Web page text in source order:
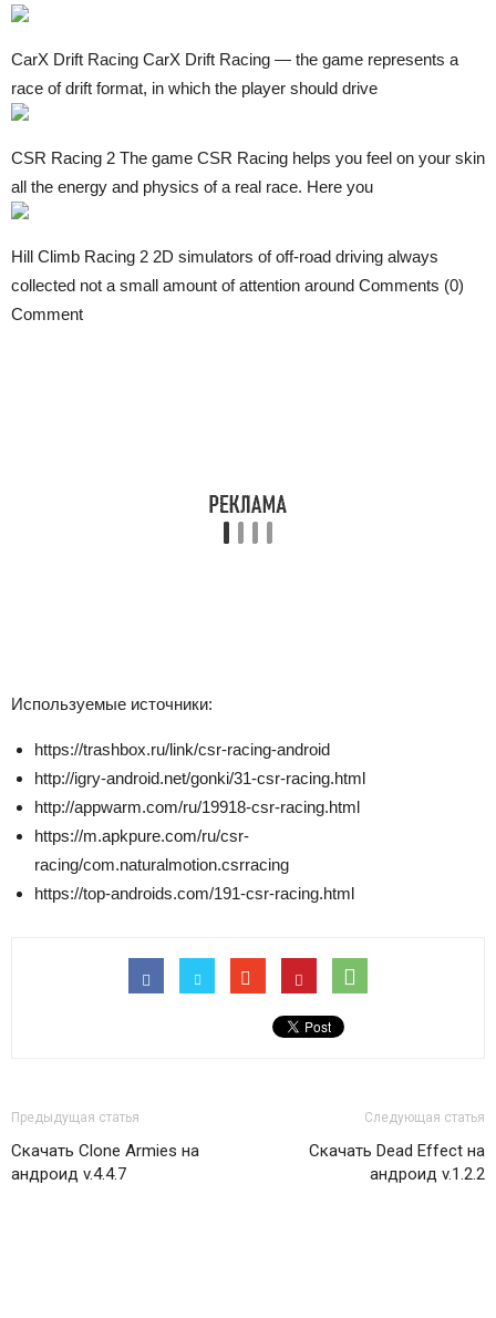
CarX Drift Racing CarX Drift Racing — the game represents a
race of drift format, in which the player should drive
CSR Racing 2 The game CSR Racing helps you feel on your skin
all the energy and physics of a real race. Here you
Hill Climb Racing 2 2D simulators of off-road driving always
collected not a small amount of attention around Comments (0)
Comment
Используемые источники:
https://trashbox.ru/link/csr-racing-android
http://igry-android.net/gonki/31-csr-racing.html
http://appwarm.com/ru/19918-csr-racing.html
https://m.apkpure.com/ru/csr-
racing/com.naturalmotion.csrracing
https://top-androids.com/191-csr-racing.html
Предыдущая статья
Скачать Clone Armies на
андроид v.4.4.7
Следующая статья
Скачать Dead Effect на
андроид v.1.2.2